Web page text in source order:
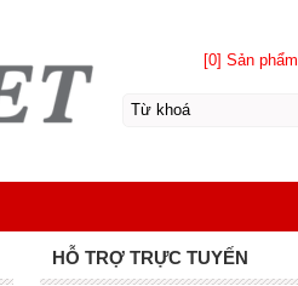
HỖ TRỢ TRỰC TUYẾN
[0] Sản phẩm